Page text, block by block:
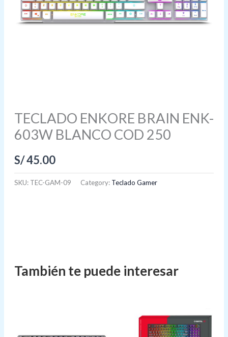
TECLADO ENKORE BRAIN ENK-
603W BLANCO COD 250
S/45.00
SKU: TEC-GAM-09 Category: Teclado Gamer